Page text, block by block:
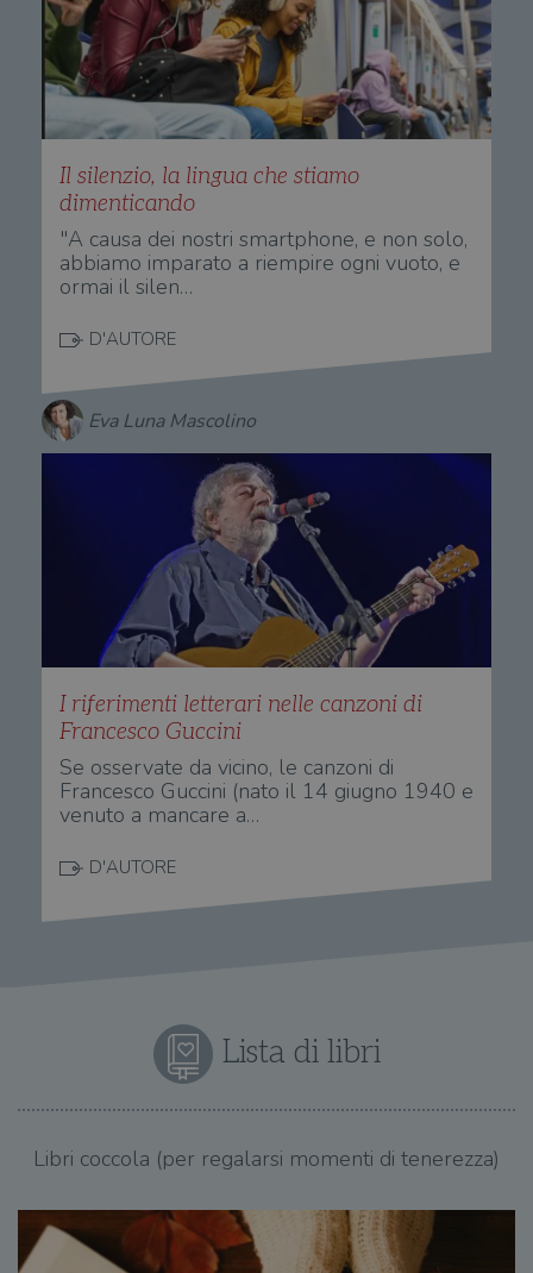
Il silenzio, la lingua che stiamo
dimenticando
"A causa dei nostri smartphone, e non solo,
abbiamo imparato a riempire ogni vuoto, e
ormai il silen…
D'AUTORE
Eva Luna Mascolino
I riferimenti letterari nelle canzoni di
Francesco Guccini
Se osservate da vicino, le canzoni di
Francesco Guccini (nato il 14 giugno 1940 e
venuto a mancare a…
D'AUTORE
Lista di libri
Libri coccola (per regalarsi momenti di tenerezza)